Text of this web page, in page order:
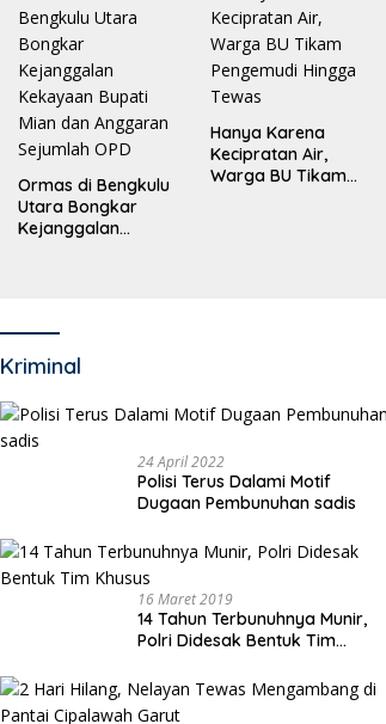
Ormas di Bengkulu
Utara Bongkar
Kejanggalan
Hanya Karena
Kecipratan Air,
Warga BU Tikam
Kriminal
24 April 2022
Polisi Terus Dalami Motif
Dugaan Pembunuhan sadis
16 Maret 2019
14 Tahun Terbunuhnya Munir,
Polri Didesak Bentuk Tim